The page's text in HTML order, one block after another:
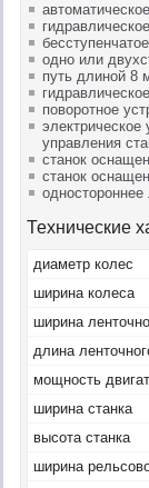
одно или
путь длиной 8
поворотное
электрическое
управления
станок
станок
одностороннее
Технические
диаметр колес
ширина колеса
ширина
длина
мощность
ширина станка
высота станка
ширина